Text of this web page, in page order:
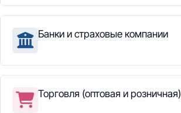
Банки и страховые компании
Торговля (оптовая и розничная)